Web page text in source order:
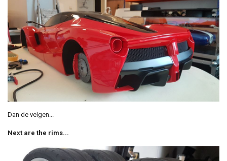
Dan de velgen...
Next are the rims...